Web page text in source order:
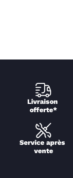
Livraison
offerte*
Service après
vente